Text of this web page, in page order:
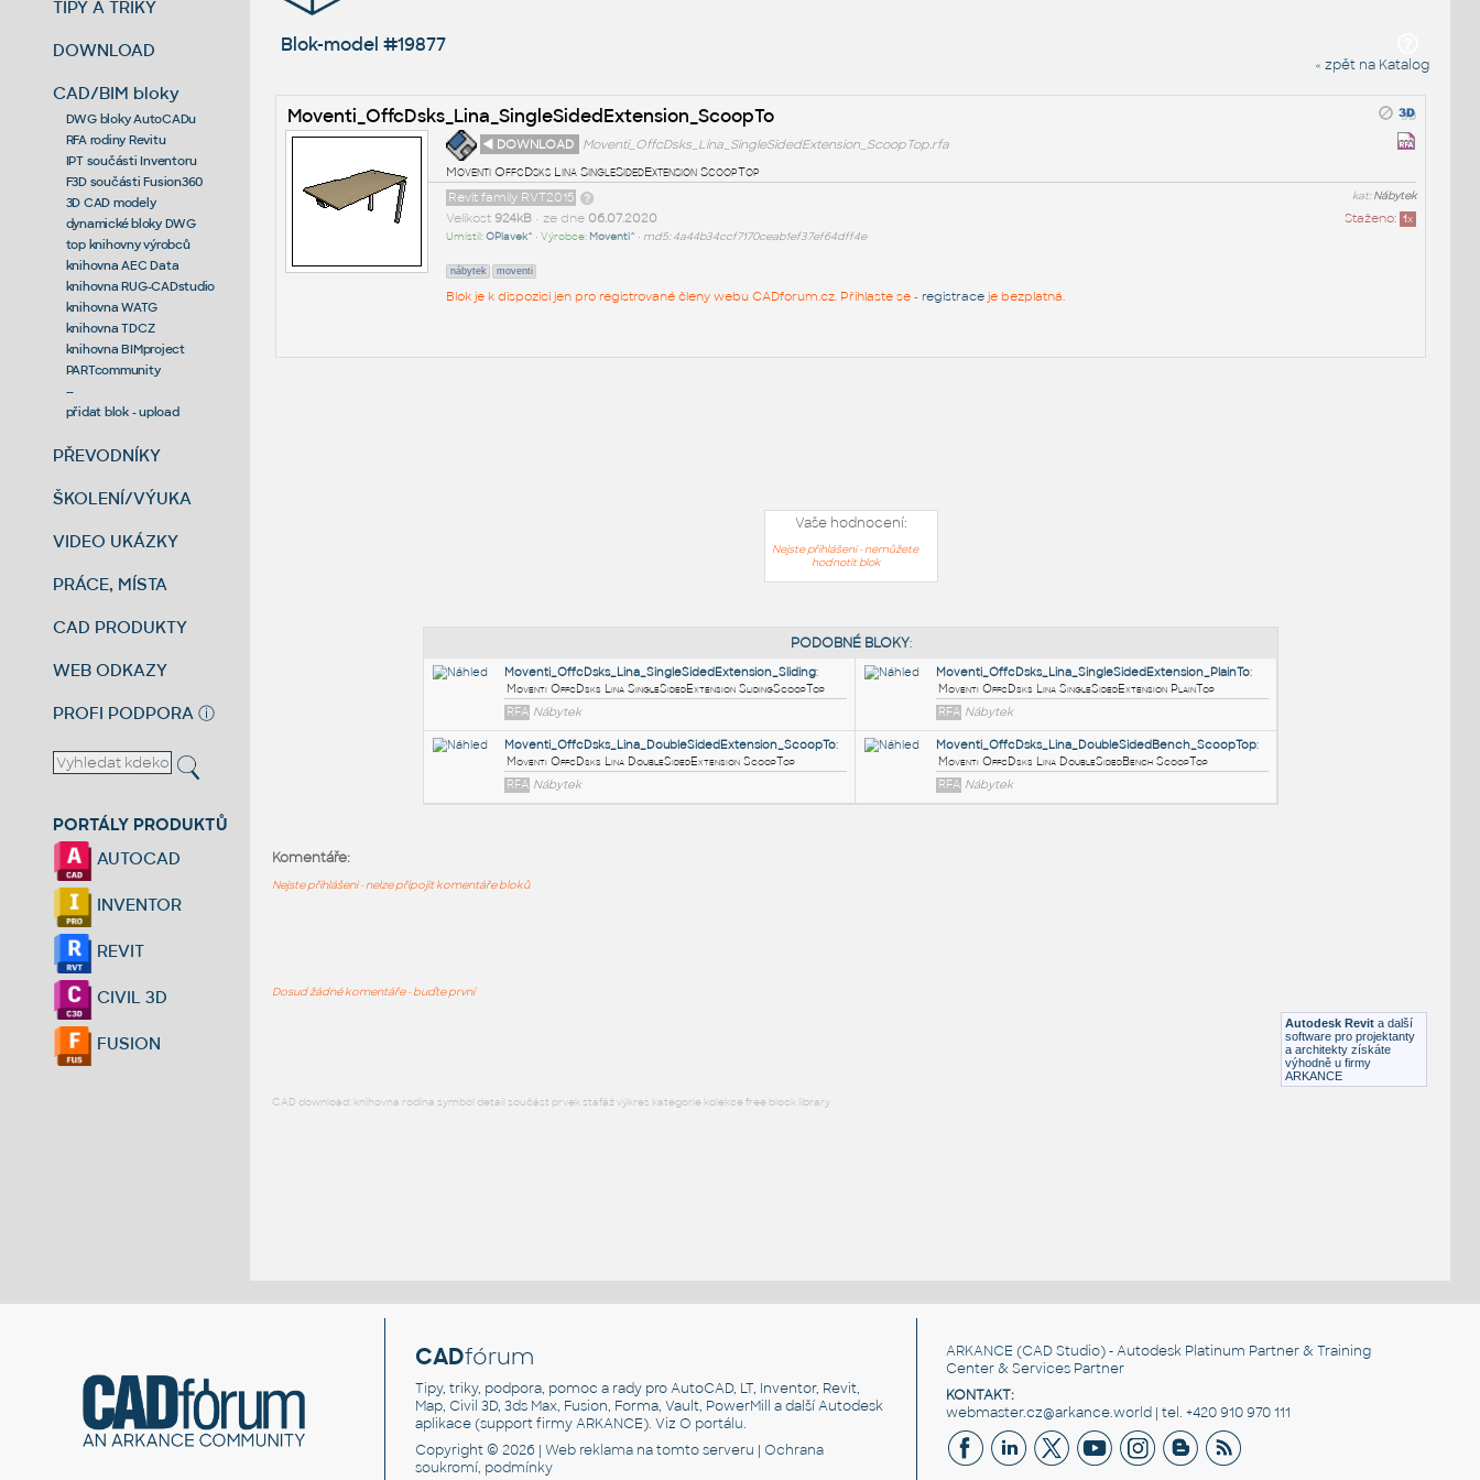
TIPY A TRIKY
DOWNLOAD
CAD/BIM bloky
DWG bloky AutoCADu
RFA rodiny Revitu
IPT součásti Inventoru
F3D součásti Fusion360
3D CAD modely
dynamické bloky DWG
top knihovny výrobců
knihovna AEC Data
knihovna RUG-CADstudio
knihovna WATG
knihovna TDCZ
knihovna BIMproject
PARTcommunity
--
přidat blok - upload
PŘEVODNÍKY
ŠKOLENÍ/VÝUKA
VIDEO UKÁZKY
PRÁCE, MÍSTA
CAD PRODUKTY
WEB ODKAZY
PROFI PODPORA ⓘ
PORTÁLY PRODUKTŮ
AUTOCAD
INVENTOR
REVIT
CIVIL 3D
FUSION
Blok-model #19877
« zpět na Katalog
Moventi_OffcDsks_Lina_SingleSidedExtension_ScoopTo
◄ DOWNLOAD
Moventi_OffcDsks_Lina_SingleSidedExtension_ScoopTop.rfa
Moventi OffcDsks Lina SingleSidedExtension ScoopTop
kat:Nábytek
Revit family RVT2015
Staženo: 1x
Velikost 924kB• ze dne 06.07.2020
Umístil:OPlavek^ • Výrobce: Moventi^ • md5: 4a44b34ccf7170ceab1ef37ef64dff4e
nábytek moventi
Blok je k dispozici jen pro registrované členy webu CADforum.cz. Přihlaste se - registraceje bezplatná.
Vaše hodnocení:
Nejste přihlášeni - nemůžete
hodnotit blok
Autodesk Revit a další
software pro projektanty
a architekty získáte
výhodně u firmy
ARKANCE
Komentáře:
Nejste přihlášeni - nelze připojit komentáře bloků
Dosud žádné komentáře - buďte první
CAD download: knihovna rodina symbol detail součást prvek stafáž výkres kategorie kolekce free block library
CADfórum
Tipy, triky, podpora, pomoc a rady pro AutoCAD, LT, Inventor, Revit,
Map, Civil 3D, 3ds Max, Fusion, Forma, Vault, PowerMill a další Autodesk
aplikace (support firmy ARKANCE). VizO portálu.
Copyright © 2026 |Web reklama na tomto serveru |Ochrana
soukromí, podmínky
ARKANCE (CAD Studio) - Autodesk Platinum Partner & Training
Center & Services Partner
KONTAKT:
webmaster.cz@arkance.world | tel. +420 910 970 111